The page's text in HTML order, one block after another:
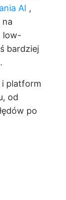
AI ,
low-
bardziej
i platform
od
po